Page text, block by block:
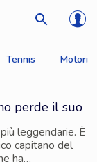
Tennis Motori
perde il suo
leggendarie. È
capitano del
ha